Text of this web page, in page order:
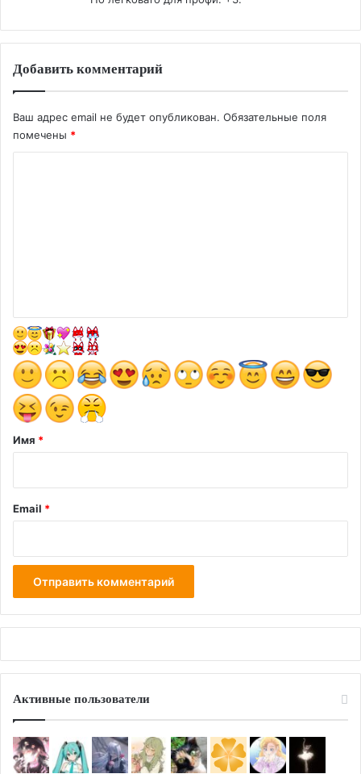
Добавить комментарий
Ваш адрес email не будет опубликован. Обязательные поля
помечены *
а
р
и
й
Имя *
Email *
Активные пользователи